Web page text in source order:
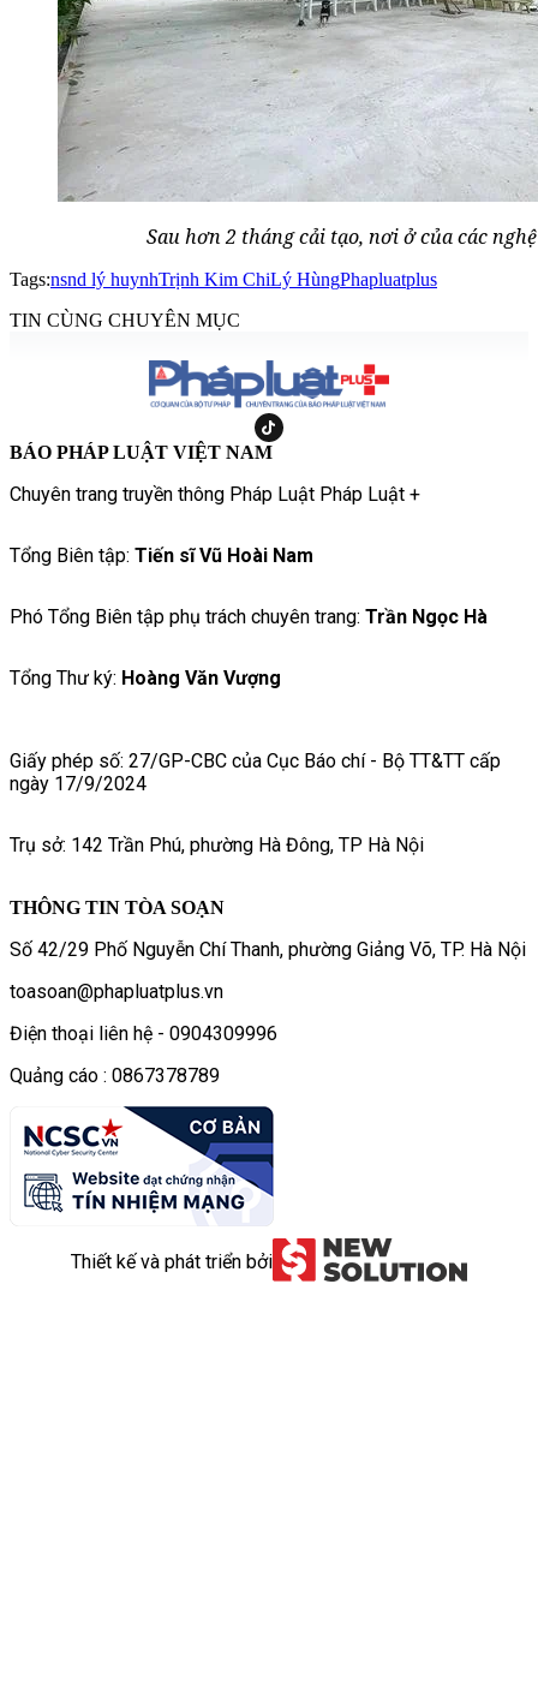
Sau hơn 2 tháng cải tạo, nơi ở của các
Tags:nsnd lý huynhTrịnh Kim ChiLý HùngPhapluatplus
TIN CÙNG CHUYÊN MỤC
BÁO PHÁP LUẬT VIỆT NAM
Chuyên trang truyền thông Pháp Luật Pháp Luật +
Tổng Biên tập: Tiến sĩ Vũ Hoài Nam
Phó Tổng Biên tập phụ trách chuyên trang: Trần Ngọc Hà
Tổng Thư ký: Hoàng Văn Vượng
Giấy phép số: 27/GP-CBC của Cục Báo chí - Bộ TT&TT cấp
ngày 17/9/2024
Trụ sở: 142 Trần Phú, phường Hà Đông, TP Hà Nội
THÔNG TIN TÒA SOẠN
Số 42/29 Phố Nguyễn Chí Thanh, phường Giảng Võ, TP. Hà Nội
toasoan@phapluatplus.vn
Điện thoại liên hệ - 0904309996
Quảng cáo : 0867378789
Thiết kế và phát triển bởi